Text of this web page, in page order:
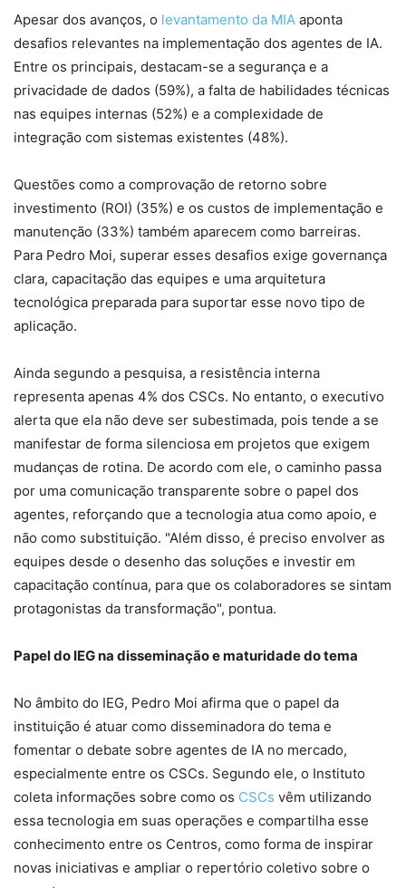
Apesar dos avanços, o levantamento da MIA aponta
desafios relevantes na implementação dos agentes de IA.
Entre os principais, destacam-se a segurança e a
privacidade de dados (59%), a falta de habilidades técnicas
nas equipes internas (52%) e a complexidade de
integração com sistemas existentes (48%).
Questões como a comprovação de retorno sobre
investimento (ROI) (35%) e os custos de implementação e
manutenção (33%) também aparecem como barreiras.
Para Pedro Moi, superar esses desafios exige governança
clara, capacitação das equipes e uma arquitetura
tecnológica preparada para suportar esse novo tipo de
aplicação.
Ainda segundo a pesquisa, a resistência interna
representa apenas 4% dos CSCs. No entanto, o executivo
alerta que ela não deve ser subestimada, pois tende a se
manifestar de forma silenciosa em projetos que exigem
mudanças de rotina. De acordo com ele, o caminho passa
por uma comunicação transparente sobre o papel dos
agentes, reforçando que a tecnologia atua como apoio, e
não como substituição. "Além disso, é preciso envolver as
equipes desde o desenho das soluções e investir em
capacitação contínua, para que os colaboradores se sintam
protagonistas da transformação", pontua.
Papel do IEG na disseminação e maturidade do tema
No âmbito do IEG, Pedro Moi afirma que o papel da
instituição é atuar como disseminadora do tema e
fomentar o debate sobre agentes de IA no mercado,
especialmente entre os CSCs. Segundo ele, o Instituto
coleta informações sobre como os CSCs vêm utilizando
essa tecnologia em suas operações e compartilha esse
conhecimento entre os Centros, como forma de inspirar
novas iniciativas e ampliar o repertório coletivo sobre o